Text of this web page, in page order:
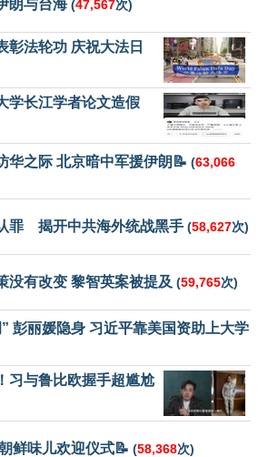
朗与台海 (47,567次)
彰法轮功 庆祝大法日
学长江学者论文造假
华之际 北京暗中军援伊朗📝 (63,066
罪 揭开中共海外统战黑手 (58,627次)
没有改变 黎智英案被提及 (59,765次)
彭丽媛隐身 习近平靠美国资助上大学
习与鲁比欧握手超尴尬
鲜味儿欢迎仪式📝 (58,368次)